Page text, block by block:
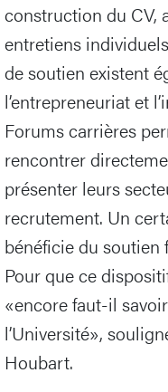
construction du CV,
entretiens
de soutien existent
l’entrepreneuriat et
Forums carrières
rencontrer
présenter leurs
recrutement. Un
bénéficie du soutien
Pour que ce
«encore faut-il
l’Université»,
Houbart.